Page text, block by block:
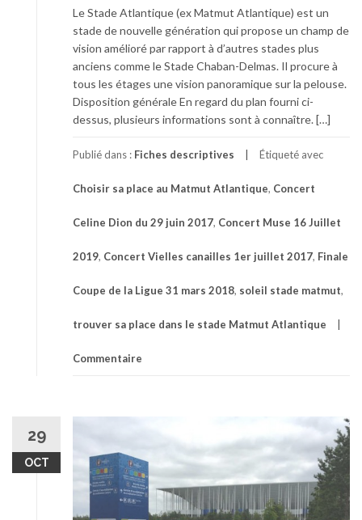
Le Stade Atlantique (ex Matmut Atlantique) est un
stade de nouvelle génération qui propose un champ de
vision amélioré par rapport à d’autres stades plus
anciens comme le Stade Chaban-Delmas. Il procure à
tous les étages une vision panoramique sur la pelouse.
Disposition générale En regard du plan fourni ci-
dessus, plusieurs informations sont à connaître. […]
Publié dans : Fiches descriptives Étiqueté avec
Choisir sa place au Matmut Atlantique, Concert
Celine Dion du 29 juin 2017, Concert Muse 16 Juillet
2019, Concert Vielles canailles 1er juillet 2017, Finale
Coupe de la Ligue 31 mars 2018, soleil stade matmut,
trouver sa place dans le stade Matmut Atlantique
Commentaire
29
OCT